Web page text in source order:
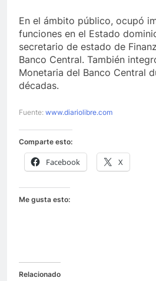
En el ámbito público, ocupó
funciones en el Estado
secretario de estado de
Banco Central. También
Monetaria del Banco Central
décadas.
Fuente: www.diariolibre.com
Comparte esto:
Facebook X
Me gusta esto:
Relacionado